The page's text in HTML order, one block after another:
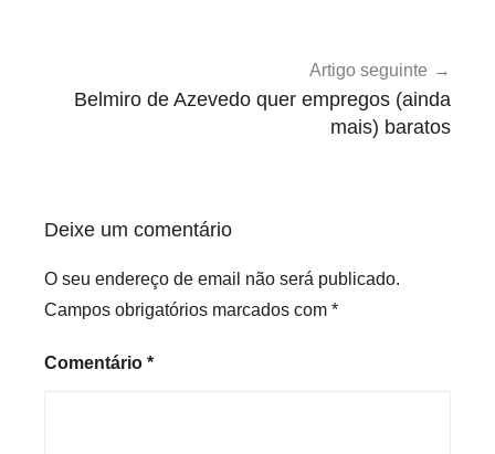
n
i
Artigo seguinte
Belmiro de Azevedo quer empregos (ainda
mais) baratos
Deixe um comentário
O seu endereço de email não será publicado.
Campos obrigatórios marcados com *
Comentário *